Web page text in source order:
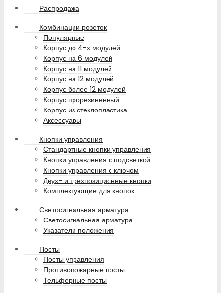
Распродажа
Комбинации розеток
Популярные
Корпус до 4-х модулей
Корпус на 6 модулей
Корпус на 11 модулей
Корпус на 12 модулей
Корпус более 12 модулей
Корпус прорезиненный
Корпус из стеклопластика
Аксессуары
Кнопки управления
Стандартные кнопки управления
Кнопки управления с подсветкой
Кнопки управления с ключом
Двух- и трехпозиционные кнопки
Комплектующие для кнопок
Светосигнальная арматура
Светосигнальная арматура
Указатели положения
Посты
Посты управления
Противопожарные посты
Тельферные посты